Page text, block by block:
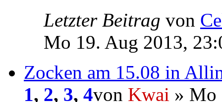
Letzter Beitrag von
Mo 19. Aug 2013,
Zocken am 15.08 in
1, 2, 3, 4von Kwai » Mo